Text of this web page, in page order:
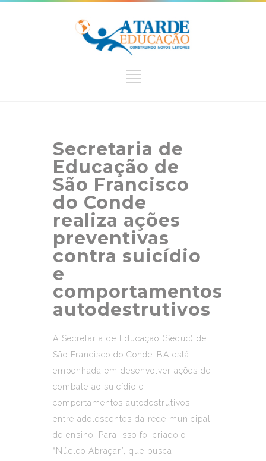
Secretaria de
Educação de
São Francisco
do Conde
realiza ações
preventivas
contra suicídio
e
comportamentos
autodestrutivos
A Secretaria de Educação (Seduc) de
São Francisco do Conde-BA está
empenhada em desenvolver ações de
combate ao suicídio e
comportamentos autodestrutivos
entre adolescentes da rede municipal
de ensino. Para isso foi criado o
“Núcleo Abraçar”, que busca